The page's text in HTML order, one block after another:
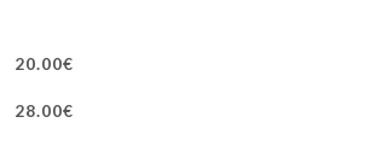
20.00€
28.00€